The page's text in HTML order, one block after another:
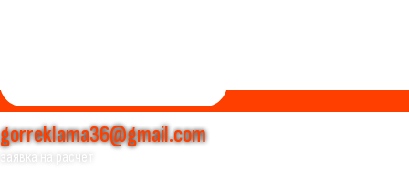
gorreklama36@gmail.com
заявка на расчет